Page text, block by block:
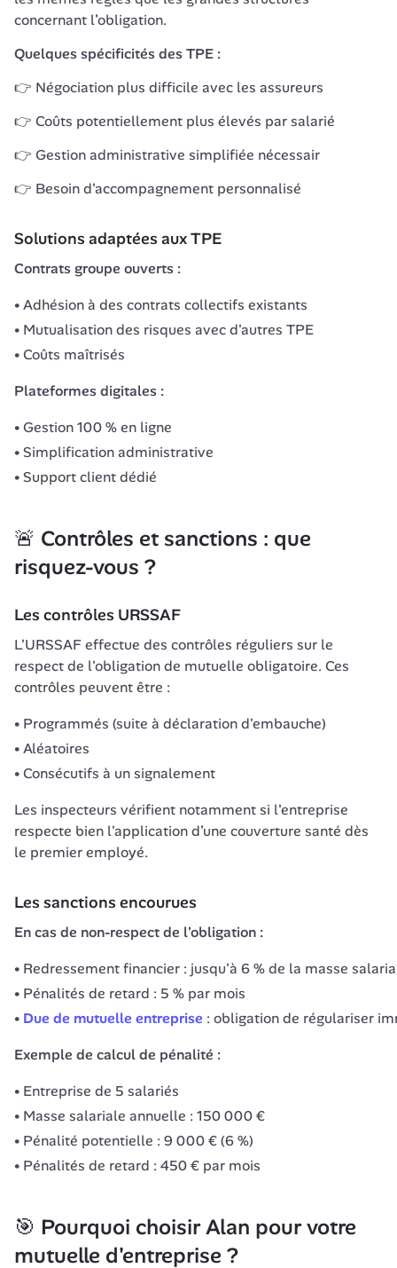
concernant l’obligation.
Quelques spécificités des TPE :
👉 Négociation plus difficile avec les assureurs
👉 Coûts potentiellement plus élevés par salarié
👉 Gestion administrative simplifiée nécessair
👉 Besoin d'accompagnement personnalisé
Solutions adaptées aux TPE
Contrats groupe ouverts :
Adhésion à des contrats collectifs existants
Mutualisation des risques avec d'autres TPE
Coûts maîtrisés
Plateformes digitales :
Gestion 100 % en ligne
Simplification administrative
Support client dédié
🚨 Contrôles et sanctions : que
risquez-vous ?
Les contrôles URSSAF
L'URSSAF effectue des contrôles réguliers sur le
respect de l'obligation de mutuelle obligatoire. Ces
contrôles peuvent être :
Programmés (suite à déclaration d'embauche)
Aléatoires
Consécutifs à un signalement
Les inspecteurs vérifient notamment si l'entreprise
respecte bien l'application d’une couverture santé dès
le premier employé.
Les sanctions encourues
En cas de non-respect de l'obligation :
Redressement financier : jusqu'à 6 % de la masse
Pénalités de retard : 5 % par mois
Due de mutuelle entreprise : obligation de régulariser
Exemple de calcul de pénalité :
Entreprise de 5 salariés
Masse salariale annuelle : 150 000 €
Pénalité potentielle : 9 000 € (6 %)
Pénalités de retard : 450 € par mois
🎯 Pourquoi choisir Alan pour votre
mutuelle d'entreprise ?